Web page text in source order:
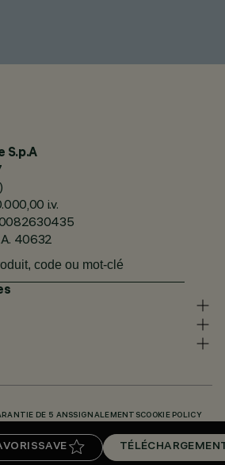
SAVE
S.p.A
i.v.
40632
DE 5 ANSSIGNALEMENTSCOOKIE POLICY